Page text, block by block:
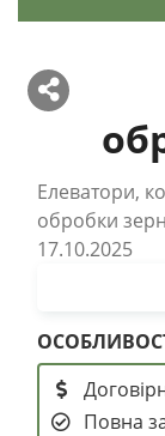
Елеватори,
обробки
17.10.2025
Повна